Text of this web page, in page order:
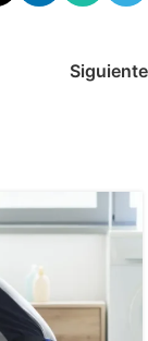
Siguiente